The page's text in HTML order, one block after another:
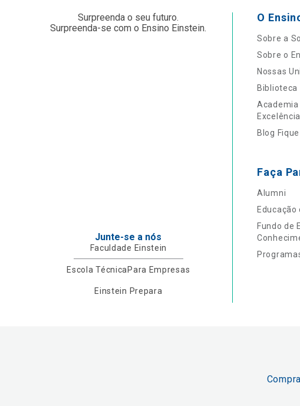
Surpreenda o seu futuro.
Surpreenda-se com o Ensino Einstein.
Junte-se a nós
Faculdade Einstein
Escola Técnica Para Empresas
Einstein Prepara
O
Sobre a
Sobre o
Nossas
Biblioteca
Academia
Blog
Faça
Alumni
Educação
Fundo de